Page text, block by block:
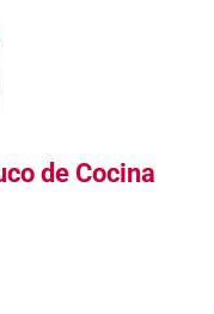
de Cocina